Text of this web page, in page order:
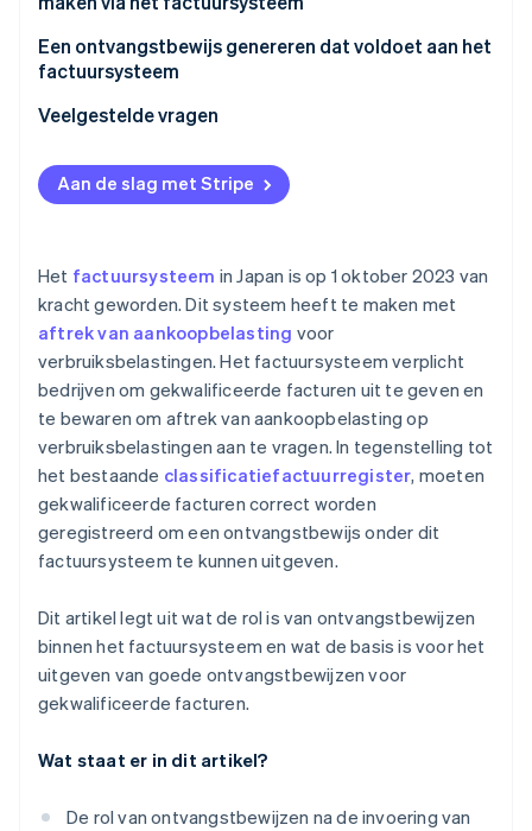
Een ontvangstbewijs genereren dat voldoet aan het
factuursysteem
Veelgestelde vragen
Aan de slag met Stripe
Het factuursysteem in Japan is op 1 oktober 2023 van
kracht geworden. Dit systeem heeft te maken met
aftrek van aankoopbelasting voor
verbruiksbelastingen. Het factuursysteem verplicht
bedrijven om gekwalificeerde facturen uit te geven en
te bewaren om aftrek van aankoopbelasting op
verbruiksbelastingen aan te vragen. In tegenstelling tot
het bestaande classificatiefactuurregister, moeten
gekwalificeerde facturen correct worden
geregistreerd om een ontvangstbewijs onder dit
factuursysteem te kunnen uitgeven.
Dit artikel legt uit wat de rol is van ontvangstbewijzen
binnen het factuursysteem en wat de basis is voor het
uitgeven van goede ontvangstbewijzen voor
gekwalificeerde facturen.
Wat staat er in dit artikel?
De rol van ontvangstbewijzen na de invoering van